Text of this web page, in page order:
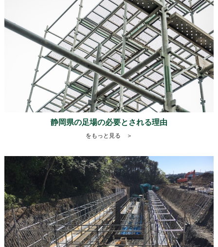
静岡県の足場の必要とされる理由
をもっと見る ＞